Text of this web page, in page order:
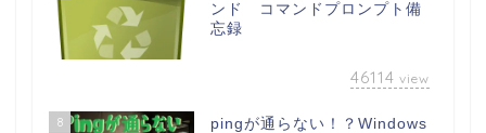
ンド コマンドプロンプト備
忘録
46114 view
8
pingが通らない！？Windows